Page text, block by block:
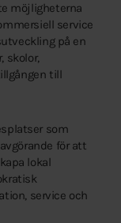
möjligheterna
service
på en
skolor,
till
som
för att
lokal
service och